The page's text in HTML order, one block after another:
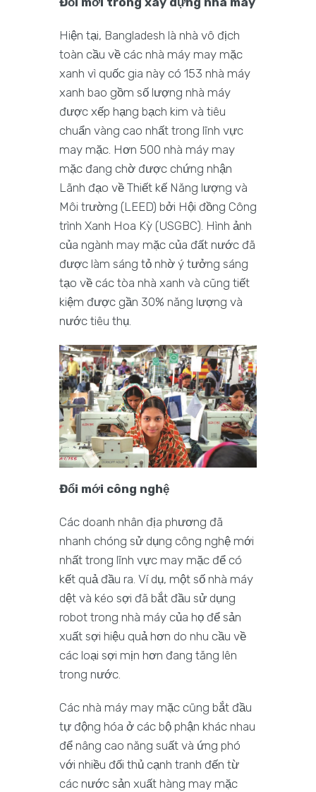
Hiện tại, Bangladesh là nhà vô địch
toàn cầu về các nhà máy may mặc
xanh vì quốc gia này có 153 nhà máy
xanh bao gồm số lượng nhà máy
được xếp hạng bạch kim và tiêu
chuẩn vàng cao nhất trong lĩnh vực
may mặc. Hơn 500 nhà máy may
mặc đang chờ được chứng nhận
Lãnh đạo về Thiết kế Năng lượng và
Môi trường (LEED) bởi Hội đồng Công
trình Xanh Hoa Kỳ (USGBC). Hình ảnh
của ngành may mặc của đất nước đã
được làm sáng tỏ nhờ ý tưởng sáng
tạo về các tòa nhà xanh và cũng tiết
kiệm được gần 30% năng lượng và
nước tiêu thụ.
Đổi mới công nghệ
Các doanh nhân địa phương đã
nhanh chóng sử dụng công nghệ mới
nhất trong lĩnh vực may mặc để có
kết quả đầu ra. Ví dụ, một số nhà máy
dệt và kéo sợi đã bắt đầu sử dụng
robot trong nhà máy của họ để sản
xuất sợi hiệu quả hơn do nhu cầu về
các loại sợi mịn hơn đang tăng lên
trong nước.
Các nhà máy may mặc cũng bắt đầu
tự động hóa ở các bộ phận khác nhau
để nâng cao năng suất và ứng phó
với nhiều đối thủ cạnh tranh đến từ
các nước sản xuất hàng may mặc